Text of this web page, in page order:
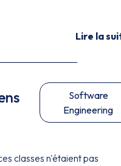
Lire la
Software
Engineering
classes n'étaient pas